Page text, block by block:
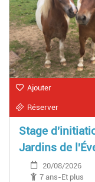
Ajouter
Réserver
Stage
Jardins de
20/08/2026
7 ans-Et plus